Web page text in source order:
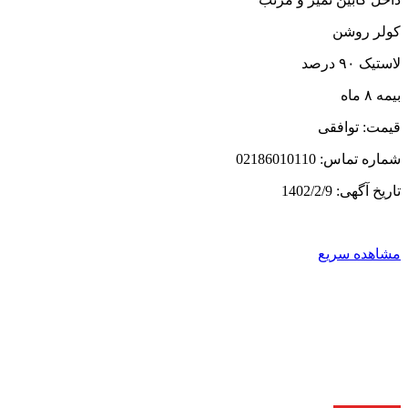
کولر روشن
لاستیک ۹۰ درصد
بیمه ۸ ماه
قیمت: توافقی
شماره تماس: 02186010110
تاریخ آگهی: 1402/2/9
مشاهده سریع